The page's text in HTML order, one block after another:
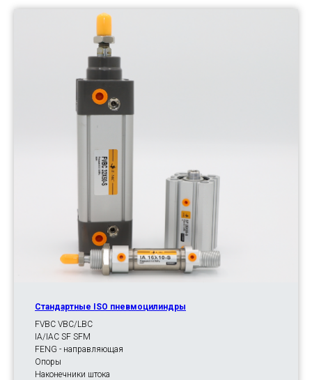
Стандартные ISO пневмоцилиндры
FVBC VBC/LBC
IA/IAC SF SFM
FENG - направляющая
Опоры
Наконечники штока